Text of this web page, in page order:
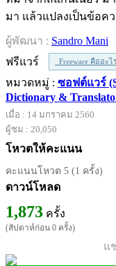
มา แล้วแปลงเป็นข้อค
ผู้พัฒนา : Sandro Mani
ฟรีแวร์
Freeware คืออะไ
หมวดหมู่ : ซอฟต์แวร์
Dictionary &
เมื่อ : 14 มกราคม 2560
ผู้ชม : 20,050
โหวตให้คะแนน
คะแนนโหวต 5 (1 ครั้ง)
ดาวน์โหลด
1,873 ครั้ง
(สัปดาห์ก่อน 0 ครั้ง)
แ